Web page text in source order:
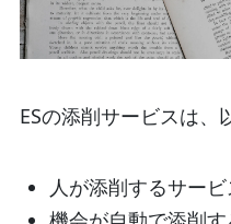
ESの添削サービスは、
人が添削するサービ